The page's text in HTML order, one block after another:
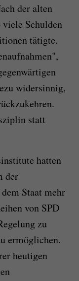
der alten
viele Schulden
tätigte.
widersinnig,
statt
hatten
der
Staat mehr
von SPD
zu
ermöglichen.
heutigen